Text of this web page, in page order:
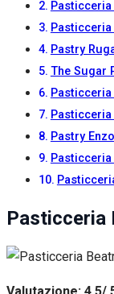
Pasticceria
Pastry
The Sugar
Pastry
Pasticceria